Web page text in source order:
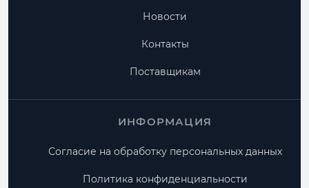
Новости
Контакты
Поставщикам
ИНФОРМАЦИЯ
Согласие на обработку персональных данных
Политика конфиденциальности